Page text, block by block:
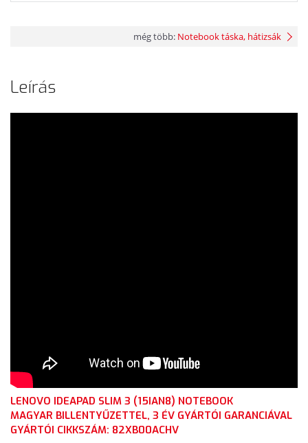
még több: Notebook táska, hátizsák
Leírás
LENOVO IDEAPAD SLIM 3 (15IAN8) NOTEBOOK
MAGYAR BILLENTYŰZETTEL, 3 ÉV GYÁRTÓI GARANCIÁVAL
GYÁRTÓI CIKKSZÁM: 82XB00ACHV